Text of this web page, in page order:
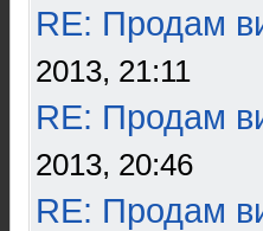
RE: Продам
2013, 21:11
RE: Продам
2013, 20:46
RE: Продам